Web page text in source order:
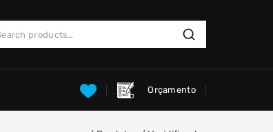
Search
Orçamento